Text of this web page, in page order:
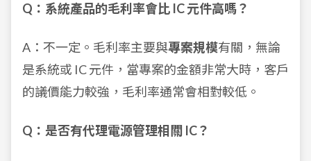
Q：系統產品的毛利率會比 IC 元件高嗎？
A：不一定。毛利率主要與專案規模有關，無論
是系統或 IC 元件，當專案的金額非常大時，客戶
的議價能力較強，毛利率通常會相對較低。
Q：是否有代理電源管理相關 IC？